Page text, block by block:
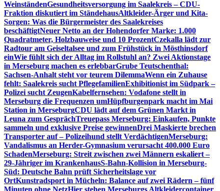
WeinständenGesundheitsversorgung im Saalekreis – CDU-
Fraktion diskutiert im StändehausAltkleider-Ärger und Kita-
Sorgen: Was die Bürgermeister des Saalekreises
beschäftigtNeuer Netto an der Hohendorfer Marke: 1.000
Quadratmeter, Holzbauweise und 10 ProzentCzekalla lädt zur
Radtour am Geiseltalsee und zum Frühstück in Mösthinsdorf
einWie fühlt sich der Alltag im Rollstuhl an? Zwei Aktionstage
in Merseburg machen es erlebbarGrube Teutschenthal:
Sachsen-Anhalt steht vor teurem DilemmaWenn ein Zuhause
fehlt: Saalekreis sucht PflegefamilienExhibitionist im Südpark –
Polizei sucht ZeugenKabelfernsehen: Vodafone stellt in
Merseburg die Frequenzen umHüpfburgenpark macht im Mai
Station in MerseburgCDU lädt auf dem Grünen Markt in
Leuna zum GesprächTreuepass Merseburg: Einkaufen, Punkte
sammeln und exklusive Preise gewinnenDrei Maskierte brechen
Transporter auf – Polizeihund stellt VerdächtigenMerseburg:
Vandalismus an Herder-Gymnasium verursacht 400.000 Euro
SchadenMerseburg: Streit zwischen zwei Männern eskaliert –
29-Jähriger im KrankenhausS-Bahn-Kollision in Merseburg-
Süd: Deutsche Bahn prüft Sicherheitslage vor
OrtKunstradsport in Mücheln: Balance auf zwei Rädern – fünf